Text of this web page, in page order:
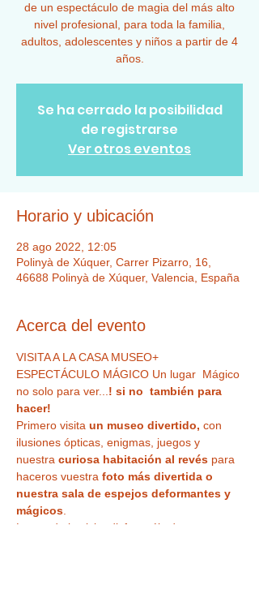
de un espectáculo de magia del más alto
nivel profesional, para toda la familia,
adultos, adolescentes y niños a partir de 4
años.
Se ha cerrado la posibilidad
de registrarse
Ver otros eventos
Horario y ubicación
28 ago 2022, 12:05
Polinyà de Xúquer, Carrer Pizarro, 16,
46688 Polinyà de Xúquer, Valencia, España
Acerca del evento
VISITA A LA CASA MUSEO+
ESPECTÁCULO MÁGICO Un lugar  Mágico
no solo para ver... ! si no  también para
hacer!
Primero visita un museo divertido, con
ilusiones ópticas, enigmas, juegos y
nuestra curiosa habitación al revés para
haceros vuestra foto más divertida o
nuestra sala de espejos deformantes y
mágicos
Luego de la visita disfrutaréis de un